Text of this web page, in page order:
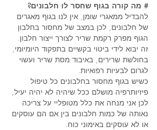
# מה קורה בגוף שחסר לו חלבונים?
להבדיל ממאגרי שומן, אין לנו בגוף מאגרים
של חלבונים, לכן במצב של מחסור בחלבון
הגוף מפרק רקמת שריר לצורך ייצור חלבון.
זה יבוא לידי ביטוי בקשיים בתפקוד היומיומי,
בחולשת שרירים, באיבוד מסת שריר ועשוי
לגרום לבעיות רפואיות.
כשיש בגוף מחסור בחלבונים כל טיפול
פיזיותרפיה מושלם ככל שיהיה לא יהיה יעיל,
לכן אני מנחה את כלל מטופליי על צריכה
נאותה של כמות חלבונים בין אם הם עוסקים
או לא עוסקים באימוני כוח.